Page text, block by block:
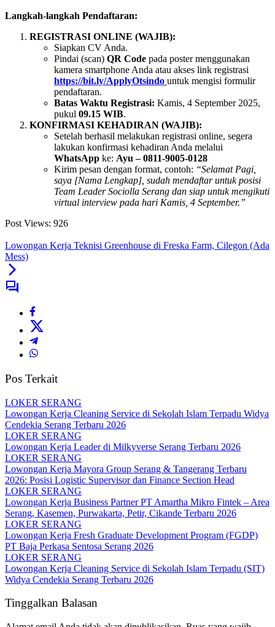
Langkah-langkah Pendaftaran:
REGISTRASI ONLINE (WAJIB):
Siapkan CV Anda.
Pindai (scan) QR Code pada poster menggunakan
kamera smartphone Anda atau akses link registrasi
https://bit.ly/ApplyOtsindo untuk mengisi formulir
pendaftaran.
Batas Waktu Registrasi: Kamis, 4 September 2025,
pukul 09.15 WIB.
KONFIRMASI KEHADIRAN (WAJIB):
Setelah berhasil melakukan registrasi online, segera
lakukan konfirmasi kehadiran Anda melalui
WhatsApp ke: Ayu – 0811-9005-0128
Kirim pesan dengan format, contoh: “Selamat Pagi,
saya [Nama Lengkap], sudah mendaftar untuk posisi
Team Leader Sociolla Serang dan siap untuk mengikuti
virtual interview pada hari Kamis, 4 September.”
Post Views: 926
Lowongan Kerja Teknisi Greenhouse di Freska Farm, Cilegon (Ada
Mess)
Pos Terkait
LOKER SERANG
Lowongan Kerja Cleaning Service di Sekolah Islam Terpadu Widya
Cendekia Serang Terbaru 2026
LOKER SERANG
Lowongan Kerja Leader di Milkyverse Serang Terbaru 2026
LOKER SERANG
Lowongan Kerja Mayora Group Serang & Tangerang Terbaru
2026: Posisi Logistic Supervisor dan Finance Section Head
LOKER SERANG
Lowongan Kerja Business Partner PT Amartha Mikro Fintek – Area
Serang, Kasemen, Purwakarta, Petir, Cikande Terbaru 2026
LOKER SERANG
Lowongan Kerja Fresh Graduate Development Program (FGDP)
PT Baja Perkasa Sentosa Serang 2026
LOKER SERANG
Lowongan Kerja Cleaning Service di Sekolah Islam Terpadu (SIT)
Widya Cendekia Serang Terbaru 2026
Tinggalkan Balasan